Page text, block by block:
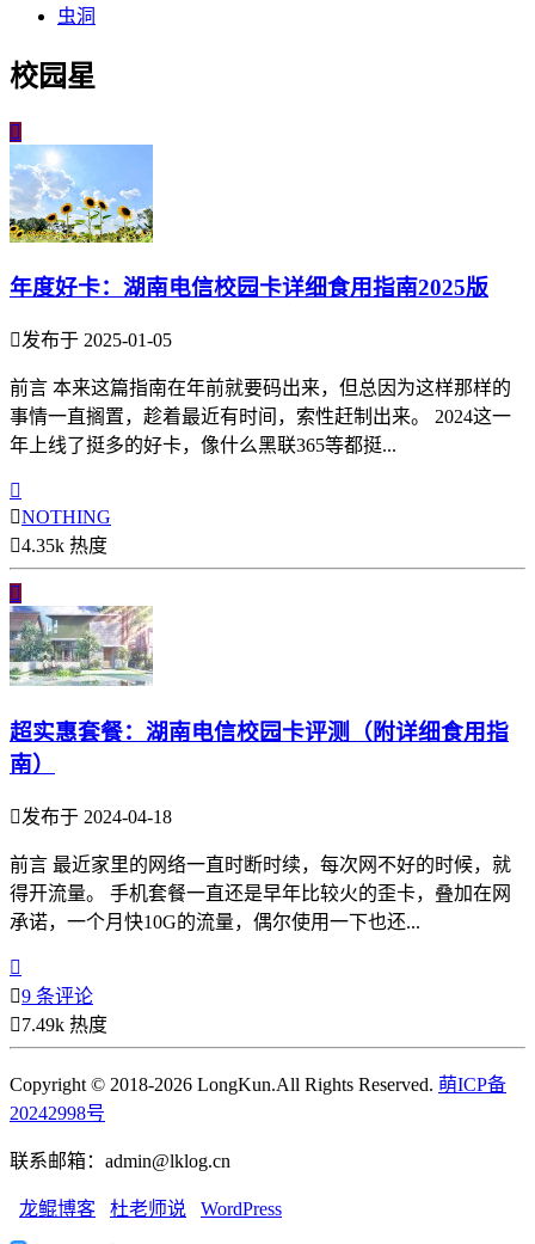
虫洞
校园星

年度好卡：湖南电信校园卡详细食用指南2025版
发布于 2025-01-05
前言 本来这篇指南在年前就要码出来，但总因为这样那样的
事情一直搁置，趁着最近有时间，索性赶制出来。 2024这一
年上线了挺多的好卡，像什么黑联365等都挺...

NOTHING
4.35k 热度

超实惠套餐：湖南电信校园卡评测（附详细食用指
南）
发布于 2024-04-18
前言 最近家里的网络一直时断时续，每次网不好的时候，就
得开流量。 手机套餐一直还是早年比较火的歪卡，叠加在网
承诺，一个月快10G的流量，偶尔使用一下也还...

9 条评论
7.49k 热度
Copyright © 2018-2026 LongKun.All Rights Reserved. 萌ICP备
20242998号
联系邮箱：admin@lklog.cn
龙鲲博客 杜老师说 WordPress